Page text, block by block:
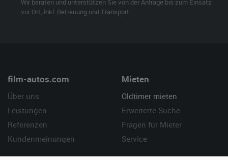
Wir beraten und unterstützen Sie von der Anfrage bis zum Einsatz
vor Ort, inkl. Betreuung und Transport.
film-autos.com
Über uns
Leistungen
Referenzen
Kundenmeinungen
Mieten
Oldtimer mieten
Erweiterte Suche
Fragen für Mieter
Service